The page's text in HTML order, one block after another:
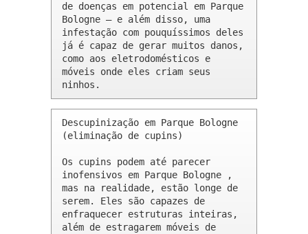
de doenças em potencial em Parque
Bologne – e além disso, uma
infestação com pouquíssimos deles
já é capaz de gerar muitos danos,
como aos eletrodomésticos e
móveis onde eles criam seus
ninhos.
Descupinização em Parque Bologne
(eliminação de cupins)
Os cupins podem até parecer
inofensivos em Parque Bologne ,
mas na realidade, estão longe de
serem. Eles são capazes de
enfraquecer estruturas inteiras,
além de estragarem móveis de